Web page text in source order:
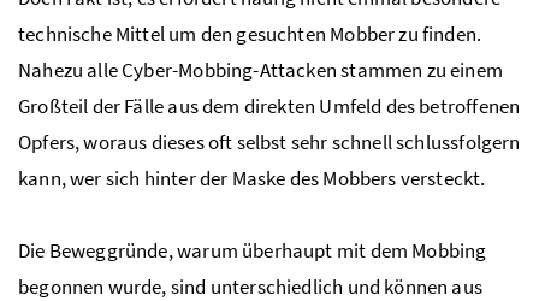
technische Mittel um den gesuchten Mobber zu finden.
Nahezu alle Cyber-Mobbing-Attacken stammen zu einem
Großteil der Fälle aus dem direkten Umfeld des betroffenen
Opfers, woraus dieses oft selbst sehr schnell schlussfolgern
kann, wer sich hinter der Maske des Mobbers versteckt.
Die Beweggründe, warum überhaupt mit dem Mobbing
begonnen wurde, sind unterschiedlich und können aus